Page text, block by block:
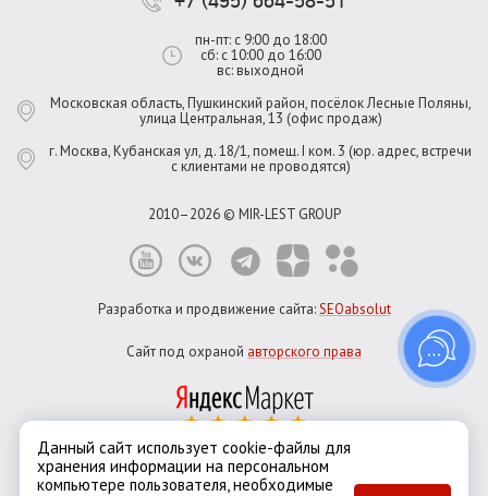
пн-пт: с 9:00 до 18:00
сб: с 10:00 до 16:00
вс: выходной
Московская область, Пушкинский район, посёлок Лесные Поляны,
улица Центральная, 13 (офис продаж)
г. Москва, Кубанская ул, д. 18/1, помещ. I ком. 3 (юр. адрес, встречи
с клиентами не проводятся)
2010–2026 © MIR-LEST GROUP
Разработка и продвижение сайта:SEOabsolut
Сайт под охраной авторского права
Город:Москва
ЕкатеринбургКазаньНовосибирскСанкт-Петербург
Данный сайт использует cookie-файлы для
хранения информации на персональном
компьютере пользователя, необходимые